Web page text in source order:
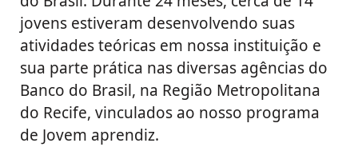
jovens estiveram desenvolvendo suas
atividades teóricas em nossa instituição e
sua parte prática nas diversas agências do
Banco do Brasil, na Região Metropolitana
do Recife, vinculados ao nosso programa
de Jovem aprendiz.